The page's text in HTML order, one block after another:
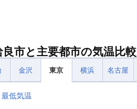
良市と主要都市の気温比較
金沢 東京 横浜 名古屋
最低気温